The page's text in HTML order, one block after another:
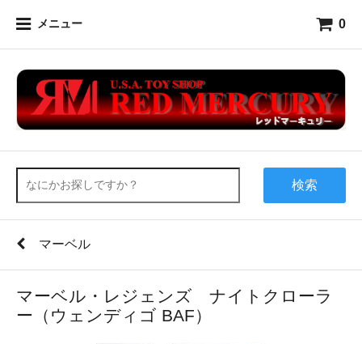
メニュー 0
検索
マーベル
マーベル・レジェンズ ナイトクローラ
ー（ウェンディゴ BAF）